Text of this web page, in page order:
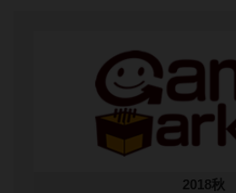
2018秋